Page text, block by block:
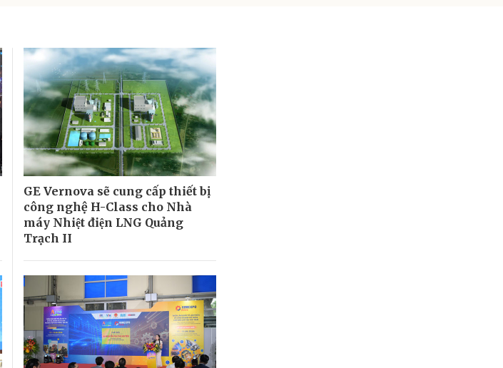
GE Vernova sẽ cung cấp thiết bị
công nghệ H-Class cho Nhà
máy Nhiệt điện LNG Quảng
Trạch II